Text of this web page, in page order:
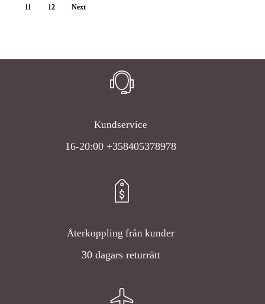
11 12 Next
Kundservice
16-20:00 +358405378978
Återkoppling från kunder
30 dagars returrätt